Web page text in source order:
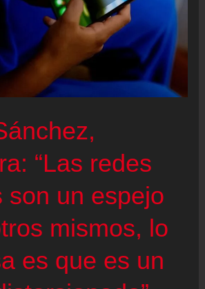
“Las redes
son un espejo
mismos, lo
es que es un